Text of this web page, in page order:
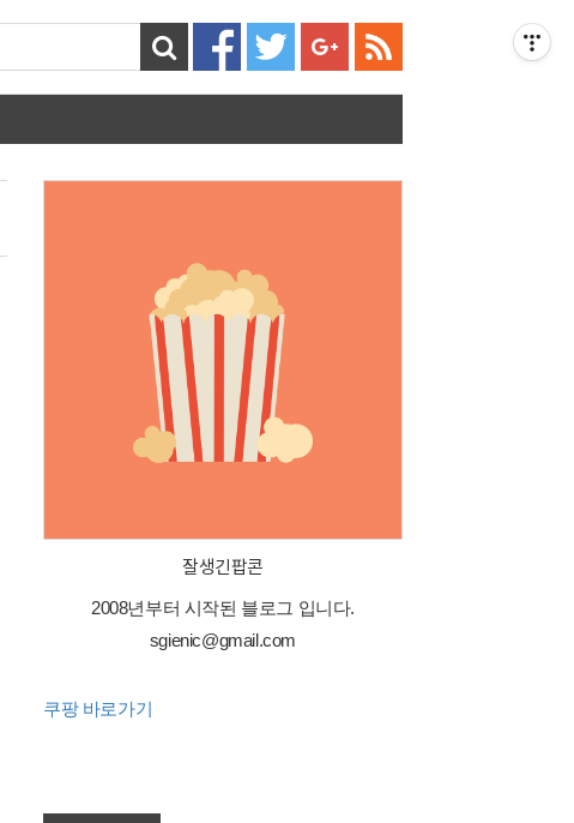
잘생긴팝콘
2008년부터 시작된 블로그 입니다.
sgienic@gmail.com
쿠팡 바로가기